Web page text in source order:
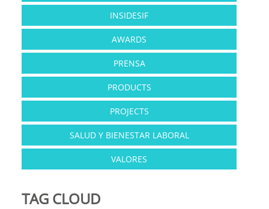
INSIDESIF
AWARDS
PRENSA
PRODUCTS
PROJECTS
SALUD Y BIENESTAR LABORAL
VALORES
TAG CLOUD